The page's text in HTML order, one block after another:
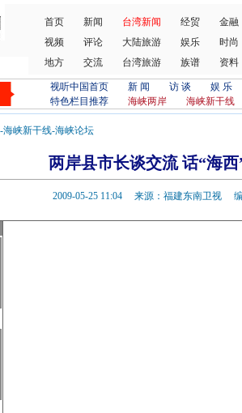
首页 新闻 台湾新闻 经贸
金融
视频
评论 大陆旅游 娱乐
时尚
地方
交流 台湾旅游 族谱 资料
视听中国首页 新 闻 访 谈
娱 乐
特色栏目推荐
海峡两岸 海峡新干线
-海峡新干线-海峡论坛
两岸县市长谈交流 话“海
2009-05-25 11:04 来源：福建东南卫视